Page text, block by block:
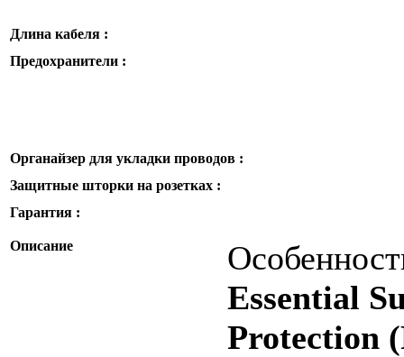
Длина кабеля :
Предохранители :
Органайзер для укладки проводов :
Защитные шторки на розетках :
Гарантия :
Описание
Essential
Protection